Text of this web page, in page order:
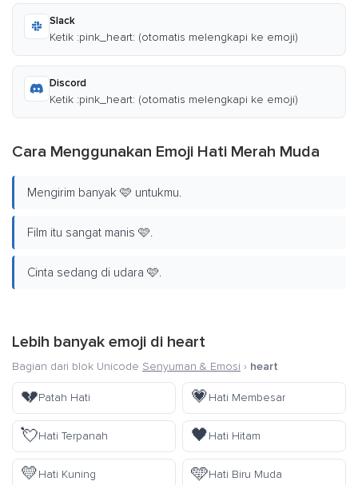
Slack
Ketik :pink_heart: (otomatis melengkapi ke emoji)
Discord
Ketik :pink_heart: (otomatis melengkapi ke emoji)
Cara Menggunakan Emoji Hati Merah Muda
Mengirim banyak 🩷 untukmu.
Film itu sangat manis 🩷.
Cinta sedang di udara 🩷.
Lebih banyak emoji di heart
Bagian dari blok Unicode Senyuman & Emosi › heart
💔Patah Hati 💗Hati Membesar
💘Hati Terpanah 🖤Hati Hitam
💛Hati Kuning 🩵Hati Biru Muda